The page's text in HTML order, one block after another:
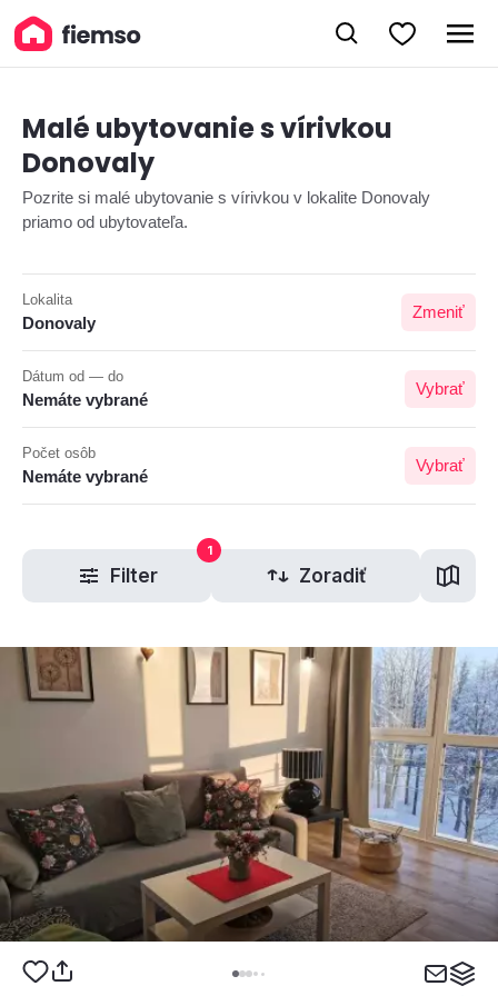
Malé ubytovanie s vírivkou
Donovaly
Pozrite si malé ubytovanie s vírivkou v lokalite Donovaly
priamo od ubytovateľa.
Lokalita
Donovaly
Zmeniť
Dátum od — do
Nemáte vybrané
Vybrať
Počet osôb
Nemáte vybrané
Vybrať
Filter
1
Zoradiť